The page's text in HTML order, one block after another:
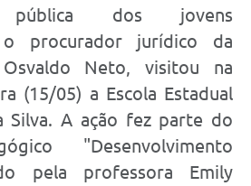
pública dos jovens
o procurador jurídico da
Neto, visitou na
(15/05) a Escola Estadual
Silva. A ação fez parte do
"Desenvolvimento
pela professora Emily